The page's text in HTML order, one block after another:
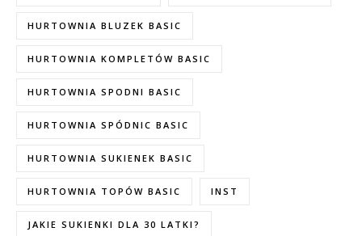
HURTOWNIA BLUZEK BASIC
HURTOWNIA KOMPLETÓW BASIC
HURTOWNIA SPODNI BASIC
HURTOWNIA SPÓDNIC BASIC
HURTOWNIA SUKIENEK BASIC
HURTOWNIA TOPÓW BASIC INST
JAKIE SUKIENKI DLA 30 LATKI?